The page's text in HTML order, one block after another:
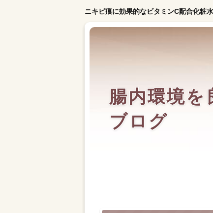
ニキビ痕に効果的なビタミンC配合化粧
腸内環境を
ブログ